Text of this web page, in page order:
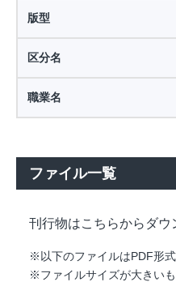
版型
区分名
職業名
ファイル一覧
刊行物はこちらからダ
※以下のファイルはPDF形
※ファイルサイズが大きい